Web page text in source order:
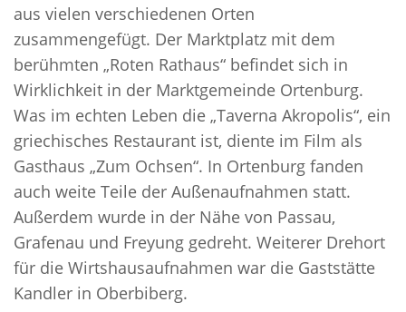
aus vielen verschiedenen Orten
zusammengefügt. Der Marktplatz mit dem
berühmten „Roten Rathaus“ befindet sich in
Wirklichkeit in der Marktgemeinde Ortenburg.
Was im echten Leben die „Taverna Akropolis“, ein
griechisches Restaurant ist, diente im Film als
Gasthaus „Zum Ochsen“. In Ortenburg fanden
auch weite Teile der Außenaufnahmen statt.
Außerdem wurde in der Nähe von Passau,
Grafenau und Freyung gedreht. Weiterer Drehort
für die Wirtshausaufnahmen war die Gaststätte
Kandler in Oberbiberg.